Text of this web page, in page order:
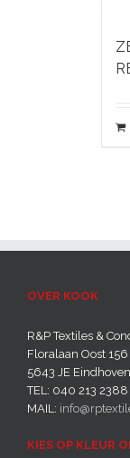
OVER KOOK
R&P Textiles &
Floralaan Oost 156
5643 JE Eindhoven‎
TEL: 040 213 2388
MAIL:
KIES OP KLEUR